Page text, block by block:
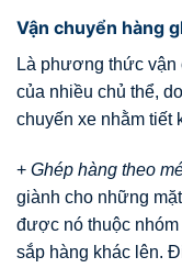
Vận chuyển hàng
Là phương thức
của nhiều chủ thể,
chuyến xe nhằm tiết
+ Ghép hàng theo
giành cho những
được nó thuộc
sắp hàng khác lên.